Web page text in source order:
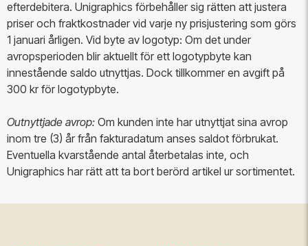
efterdebitera. Unigraphics förbehåller sig rätten att justera
priser och fraktkostnader vid varje ny prisjustering som görs
1 januari årligen. Vid byte av logotyp: Om det under
avropsperioden blir aktuellt för ett logotypbyte kan
innestående saldo utnyttjas. Dock tillkommer en avgift på
300 kr för logotypbyte.
Outnyttjade avrop: Om kunden inte har utnyttjat sina avrop
inom tre (3) år från fakturadatum anses saldot förbrukat.
Eventuella kvarstående antal återbetalas inte, och
Unigraphics har rätt att ta bort berörd artikel ur sortimentet.